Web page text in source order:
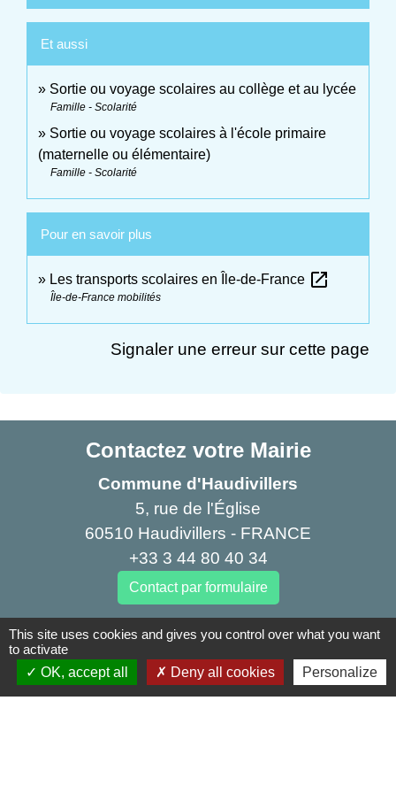
Et aussi
Sortie ou voyage scolaires au collège et au lycée
Famille - Scolarité
Sortie ou voyage scolaires à l'école primaire
(maternelle ou élémentaire)
Famille - Scolarité
Pour en savoir plus
Les transports scolaires en Île-de-France open_in_new
Île-de-France mobilités
Signaler une erreur sur cette page
Contactez votre Mairie
Commune d'Haudivillers
5, rue de l'Église
60510 Haudivillers - FRANCE
+33 3 44 80 40 34
Contact par formulaire
Liens
Oise mobilité
This site uses cookies and gives you control over what you want
to activate
OK, accept all
Deny all cookies Personalize